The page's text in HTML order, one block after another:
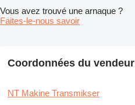
Vous avez trouvé une arnaque ?
Faites-le-nous savoir
Coordonnées du vendeur
NT Makine Transmikser